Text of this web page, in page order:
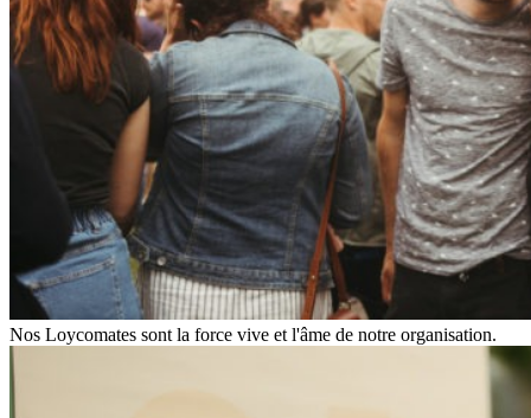
Nos Loycomates sont la force vive et l'âme de notre organisation.